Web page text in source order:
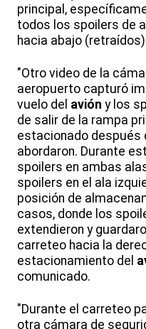
principal,
todos los spoilers de
hacia abajo
"Otro video de la
aeropuerto capturó
vuelo del avión y los
de salir de la rampa
estacionado después
abordaron. Durante
spoilers en ambas
spoilers en el ala
posición de
casos, donde los
extendieron y
carreteo hacia la
estacionamiento del
comunicado.
"Durante el carreteo
otra cámara de